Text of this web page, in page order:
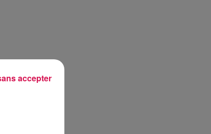
accepter